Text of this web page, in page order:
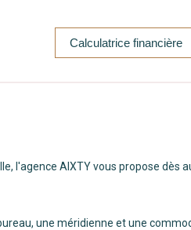
Calculatrice financière
l'agence AIXTY vous propose dès
une méridienne et une